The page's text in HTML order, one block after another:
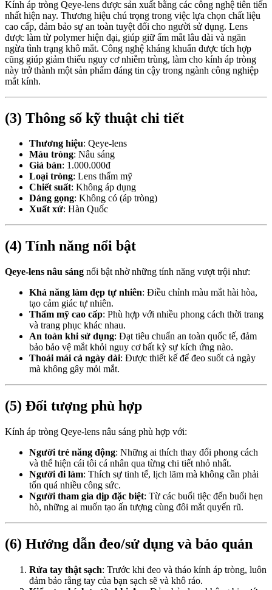
Kính áp tròng Qeye-lens được sản xuất bằng các công nghệ tiên tiến
nhất hiện nay. Thương hiệu chú trọng trong việc lựa chọn chất liệu
cao cấp, đảm bảo sự an toàn tuyệt đối cho người sử dụng. Lens
được làm từ polymer hiện đại, giúp giữ ẩm mắt lâu dài và ngăn
ngừa tình trạng khô mắt. Công nghệ kháng khuẩn được tích hợp
cũng giúp giảm thiểu nguy cơ nhiễm trùng, làm cho kính áp tròng
này trở thành một sản phẩm đáng tin cậy trong ngành công nghiệp
mắt kính.
(3) Thông số kỹ thuật chi tiết
Thương hiệu: Qeye-lens
Màu tròng: Nâu sáng
Giá bán: 1.000.000đ
Loại tròng: Lens thẩm mỹ
Chiết suất: Không áp dụng
Dáng gọng: Không có (áp tròng)
Xuất xứ: Hàn Quốc
(4) Tính năng nổi bật
Qeye-lens nâu sáng nổi bật nhờ những tính năng vượt trội như:
Khả năng làm đẹp tự nhiên: Điều chỉnh màu mắt hài hòa,
tạo cảm giác tự nhiên.
Thẩm mỹ cao cấp: Phù hợp với nhiều phong cách thời trang
và trang phục khác nhau.
An toàn khi sử dụng: Đạt tiêu chuẩn an toàn quốc tế, đảm
bảo bảo vệ mắt khỏi nguy cơ bất kỳ sự kích ứng nào.
Thoải mái cả ngày dài: Được thiết kế để đeo suốt cả ngày
mà không gây mỏi mắt.
(5) Đối tượng phù hợp
Kính áp tròng Qeye-lens nâu sáng phù hợp với:
Người trẻ năng động: Những ai thích thay đổi phong cách
và thể hiện cái tôi cá nhân qua từng chi tiết nhỏ nhất.
Người đi làm: Thích sự tinh tế, lịch lãm mà không cần phải
tốn quá nhiều công sức.
Người tham gia dịp đặc biệt: Từ các buổi tiệc đến buổi hẹn
hò, những ai muốn tạo ấn tượng cùng đôi mắt quyến rũ.
(6) Hướng dẫn đeo/sử dụng và bảo quản
Rửa tay thật sạch: Trước khi đeo và tháo kính áp tròng, luôn
đảm bảo rằng tay của bạn sạch sẽ và khô ráo.